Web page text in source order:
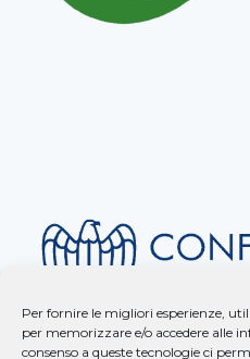
Per fornire le migliori esperienze,
per memorizzare e/o accedere alle
consenso a queste tecnologie ci